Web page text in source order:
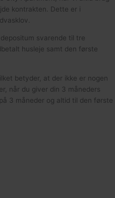
kontrakten. Dette er i
svarende til tre
husleje samt den første
betyder, at der ikke er nogen
når du giver din 3 måneders
3 måneder og altid til den første